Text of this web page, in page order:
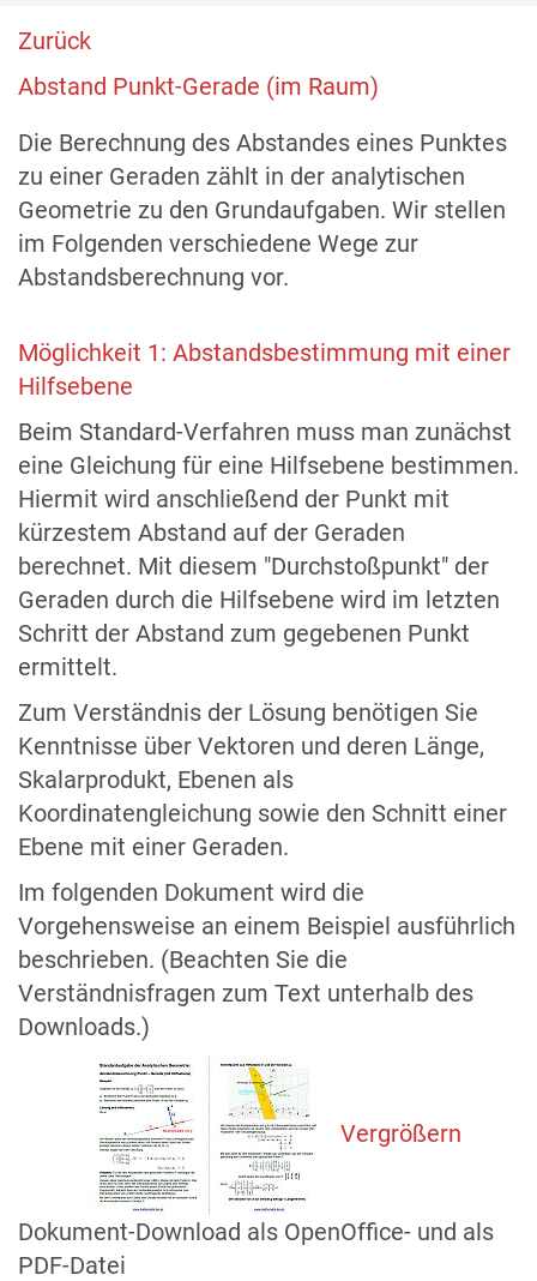
Zurück
Abstand Punkt-Gerade (im Raum)
Die Berechnung des Abstandes eines Punktes
zu einer Geraden zählt in der analytischen
Geometrie zu den Grundaufgaben. Wir stellen
im Folgenden verschiedene Wege zur
Abstandsberechnung vor.
Möglichkeit 1: Abstandsbestimmung mit einer
Hilfsebene
Beim Standard-Verfahren muss man zunächst
eine Gleichung für eine Hilfsebene bestimmen.
Hiermit wird anschließend der Punkt mit
kürzestem Abstand auf der Geraden
berechnet. Mit diesem "Durchstoßpunkt" der
Geraden durch die Hilfsebene wird im letzten
Schritt der Abstand zum gegebenen Punkt
ermittelt.
Zum Verständnis der Lösung benötigen Sie
Kenntnisse über Vektoren und deren Länge,
Skalarprodukt, Ebenen als
Koordinatengleichung sowie den Schnitt einer
Ebene mit einer Geraden.
Im folgenden Dokument wird die
Vorgehensweise an einem Beispiel ausführlich
beschrieben. (Beachten Sie die
Verständnisfragen zum Text unterhalb des
Downloads.)
Vergrößern
Dokument-Download als OpenOffice- und als
PDF-Datei